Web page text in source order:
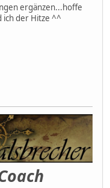
ergänzen...hoffe
ich der Hitze ^^